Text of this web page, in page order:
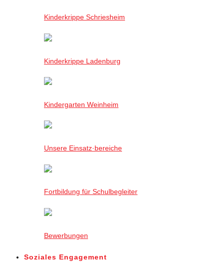
Kinderkrippe Schriesheim
Kinderkrippe Ladenburg
Kindergarten Weinheim
Unsere Einsatz·bereiche
Fortbildung für Schulbegleiter
Bewerbungen
Soziales Engagement